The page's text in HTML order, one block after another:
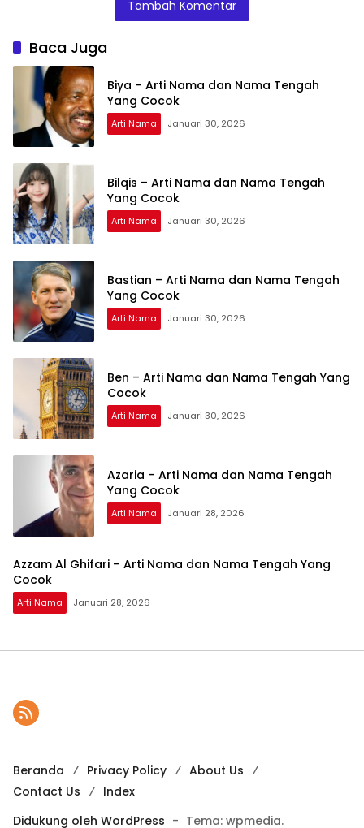
Tambah Komentar
Baca Juga
Biya – Arti Nama dan Nama Tengah
Yang Cocok
Arti Nama Januari 30, 2026
Bilqis – Arti Nama dan Nama Tengah
Yang Cocok
Arti Nama Januari 30, 2026
Bastian – Arti Nama dan Nama Tengah
Yang Cocok
Arti Nama Januari 30, 2026
Ben – Arti Nama dan Nama Tengah Yang
Cocok
Arti Nama Januari 30, 2026
Azaria – Arti Nama dan Nama Tengah
Yang Cocok
Arti Nama Januari 28, 2026
Azzam Al Ghifari – Arti Nama dan Nama Tengah Yang
Cocok
Arti Nama Januari 28, 2026
Beranda Privacy Policy
About Us
Contact Us
Index
Didukung oleh WordPress - Tema: wpmedia.